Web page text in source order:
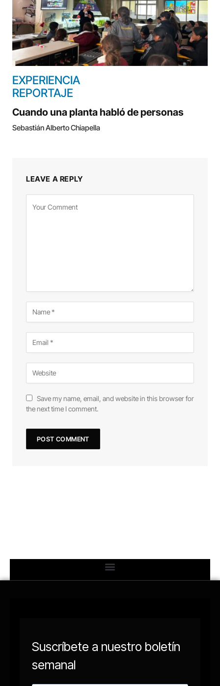
EXPERIENCIA
REPORTAJE
Cuando una planta habló de personas
Sebastián Alberto Chiapella
LEAVE A REPLY
Save my name, email, and website in this browser for
the next time I comment.